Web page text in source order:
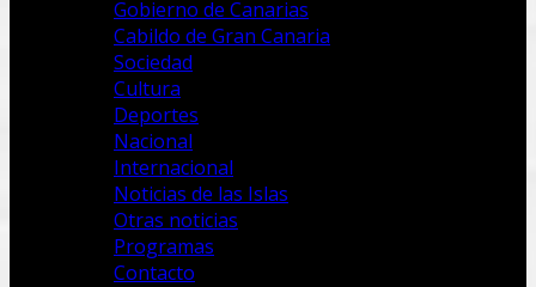
Gobierno de Canarias
Cabildo de Gran Canaria
Sociedad
Cultura
Deportes
Nacional
Internacional
Noticias de las Islas
Otras noticias
Programas
Contacto